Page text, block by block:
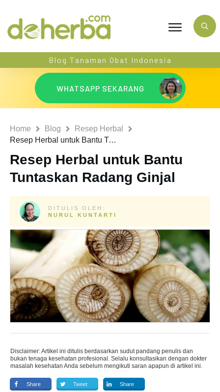
Blog Tanaman Obat Indonesia
WHATSAPP SEKARANG
Home Blog
Resep Herbal
Resep Herbal untuk Bantu Tuntaskan Radang Ginjal
Resep Herbal untuk Bantu
Tuntaskan Radang Ginjal
DITULIS OLEH:
NURUL KUNTARTI
Disclaimer: Artikel ini ditulis berdasarkan sudut pandang penulis dan
bukan tenaga kesehatan profesional. Selalu konsultasikan dengan dokter
masalah kesehatan Anda sebelum mengikuti saran apapun di artikel ini.
Share Tweet Share